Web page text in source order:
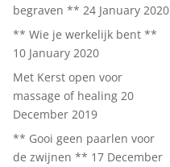
begraven ** 24 January 2020
** Wie je werkelijk bent **
10 January 2020
Met Kerst open voor
massage of healing 20
December 2019
** Gooi geen paarlen voor
de zwijnen ** 17 December